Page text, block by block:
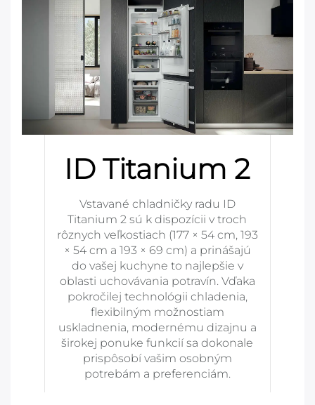
ID Titanium 2
Vstavané chladničky radu ID
Titanium 2 sú k dispozícii v troch
rôznych veľkostiach (177 × 54 cm, 193
× 54 cm a 193 × 69 cm) a prinášajú
do vašej kuchyne to najlepšie v
oblasti uchovávania potravín. Vďaka
pokročilej technológii chladenia,
flexibilným možnostiam
uskladnenia, modernému dizajnu a
širokej ponuke funkcií sa dokonale
prispôsobí vašim osobným
potrebám a preferenciám.